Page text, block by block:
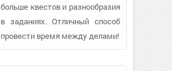
больше квестов и разнообразия
в заданиях. Отличный способ
провести время между делами!